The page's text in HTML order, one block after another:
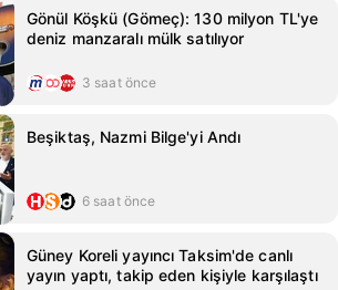
Gönül Köşkü (Gömeç): 130 milyon TL'ye
deniz manzaralı mülk satılıyor
3 saat önce
Beşiktaş, Nazmi Bilge'yi Andı
6 saat önce
Güney Koreli yayıncı Taksim'de canlı
yayın yaptı, takip eden kişiyle karşılaştı